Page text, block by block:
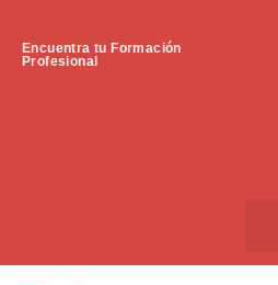
Encuentra tu Formación
Profesional